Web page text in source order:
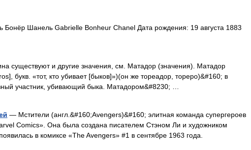
Бонёр Шанель Gabrielle Bonheur Chanel Дата рождения: 19 августа 1883
существуют и другие значения, см. Матадор (значения). Матадор
букв. «тот, кто убивает [быков]»)(он же тореадор, тореро)&#160; в
участник, убивающий быка. Матадором&#8230; …
— Мстители (англ.&#160;Avengers)&#160; элитная команда супергероев
Comics». Она была создана писателем Стэном Ли и художником
в комиксе «The Avengers» #1 в сентябре 1963 года.